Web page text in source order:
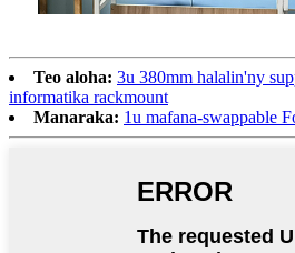
Teo aloha: 3u 380mm halalin'ny
informatika rackmount
Manaraka: 1u mafana-swappable